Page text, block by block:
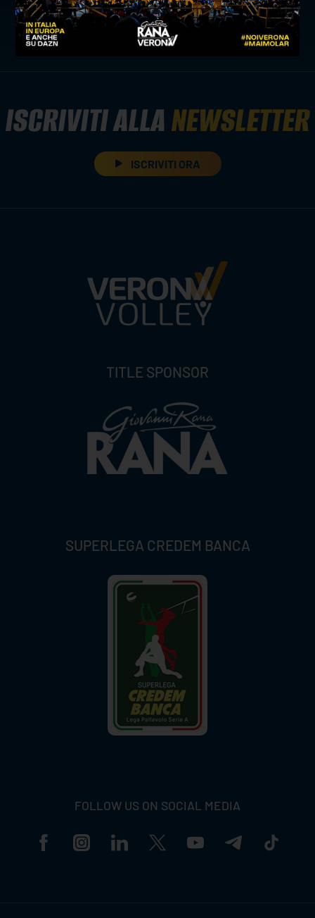
news prima squadra
ISCRIVITI ALLANEWSLETTER
ISCRIVITI ORA
TITLE SPONSOR
SUPERLEGA CREDEM BANCA
FOLLOW US ON SOCIAL MEDIA